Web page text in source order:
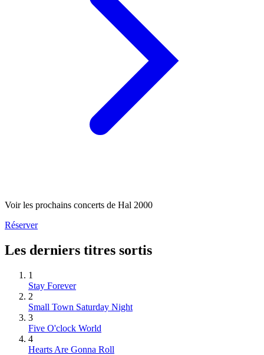
Voir les prochains concerts de Hal 2000
Réserver
Les derniers titres sortis
1
Stay Forever
2
Small Town Saturday Night
3
Five O'clock World
4
Hearts Are Gonna Roll